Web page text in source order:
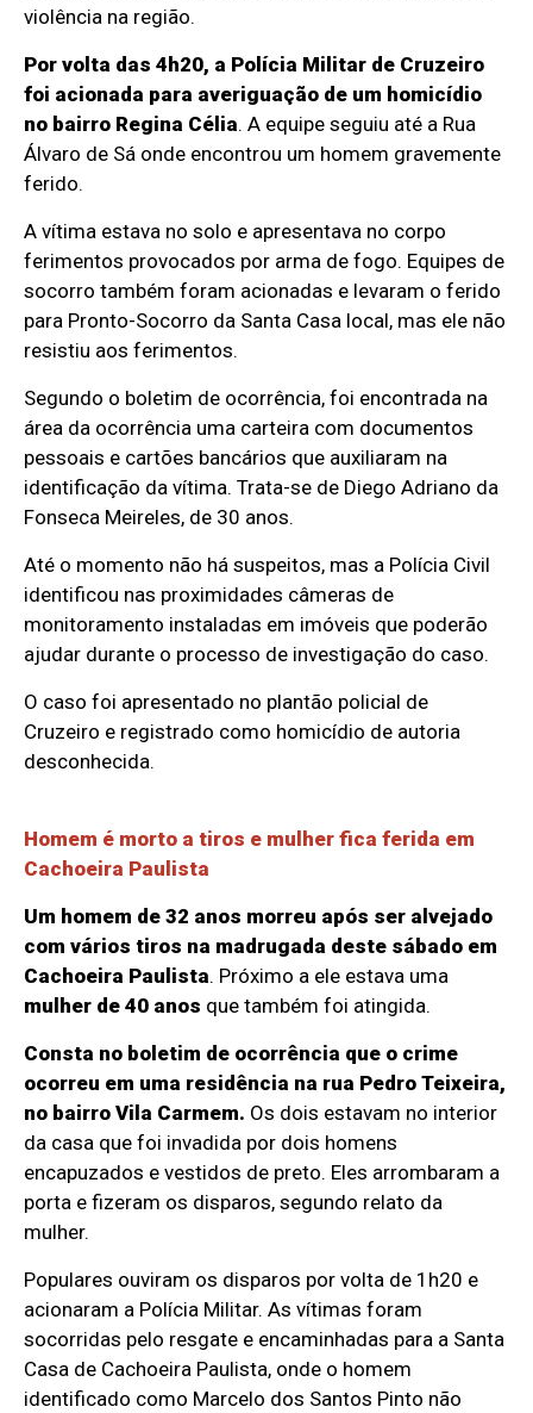
violência na região.
Por volta das 4h20, a Polícia Militar de Cruzeiro
foi acionada para averiguação de um homicídio
no bairro Regina Célia. A equipe seguiu até a Rua
Álvaro de Sá onde encontrou um homem gravemente
ferido.
A vítima estava no solo e apresentava no corpo
ferimentos provocados por arma de fogo. Equipes de
socorro também foram acionadas e levaram o ferido
para Pronto-Socorro da Santa Casa local, mas ele não
resistiu aos ferimentos.
Segundo o boletim de ocorrência, foi encontrada na
área da ocorrência uma carteira com documentos
pessoais e cartões bancários que auxiliaram na
identificação da vítima. Trata-se de Diego Adriano da
Fonseca Meireles, de 30 anos.
Até o momento não há suspeitos, mas a Polícia Civil
identificou nas proximidades câmeras de
monitoramento instaladas em imóveis que poderão
ajudar durante o processo de investigação do caso.
O caso foi apresentado no plantão policial de
Cruzeiro e registrado como homicídio de autoria
desconhecida.
Homem é morto a tiros e mulher fica ferida em
Cachoeira Paulista
Um homem de 32 anos morreu após ser alvejado
com vários tiros na madrugada deste sábado em
Cachoeira Paulista. Próximo a ele estava uma
mulher de 40 anos que também foi atingida.
Consta no boletim de ocorrência que o crime
ocorreu em uma residência na rua Pedro Teixeira,
no bairro Vila Carmem. Os dois estavam no interior
da casa que foi invadida por dois homens
encapuzados e vestidos de preto. Eles arrombaram a
porta e fizeram os disparos, segundo relato da
mulher.
Populares ouviram os disparos por volta de 1h20 e
acionaram a Polícia Militar.As vítimas foram
socorridas pelo resgate e encaminhadas para a Santa
Casa de Cachoeira Paulista, onde o homem
identificado como Marcelo dos Santos Pinto não